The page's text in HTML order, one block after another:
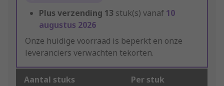
Plus verzending 13 stuk(s) vanaf 10
augustus 2026
Onze huidige voorraad is beperkt en onze
leveranciers verwachten tekorten.
Aantal stuks Per stuk